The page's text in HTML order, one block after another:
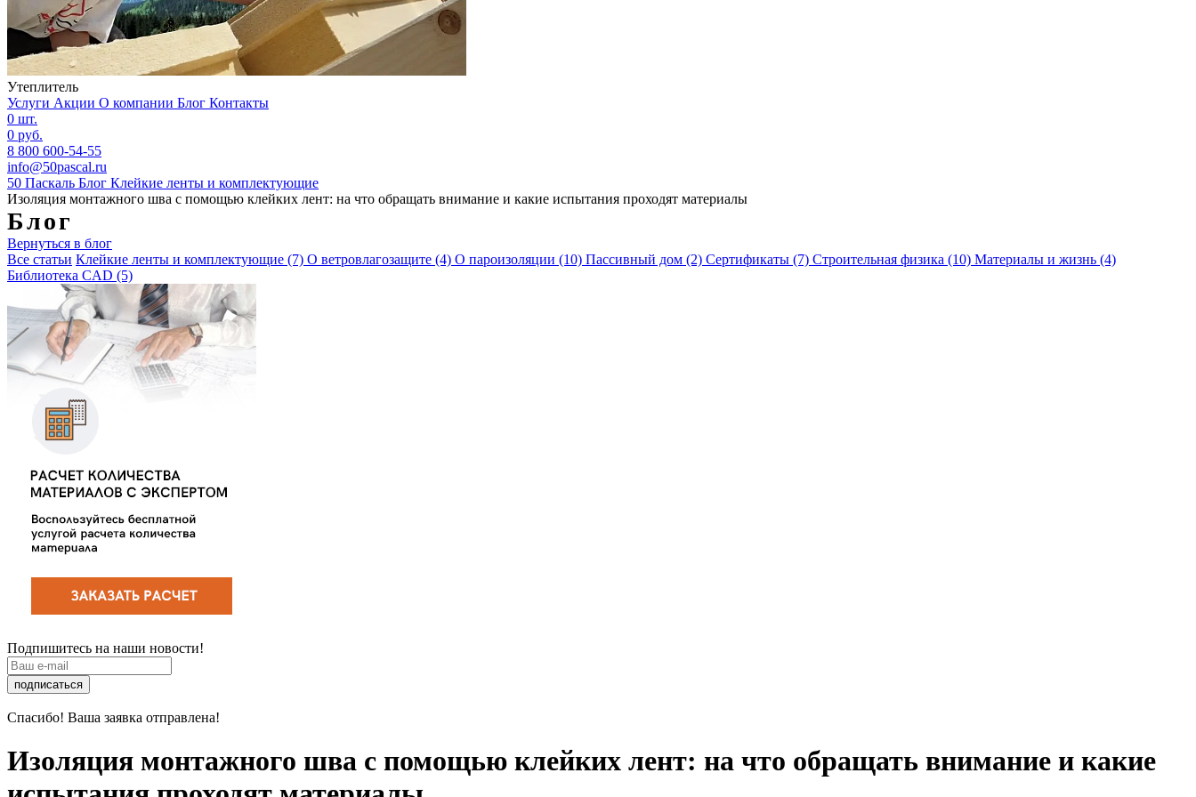
Утеплитель
Услуги Акции О компании Блог Контакты
0 шт.
0 руб.
8 800 600-54-55
info@50pascal.ru
50 Паскаль Блог Клейкие ленты и комплектующие
Изоляция монтажного шва с помощью клейких лент: на что обращать внимание и какие испытания проходят материалы
Блог
Вернуться в блог
Все статьи Клейкие ленты и комплектующие (7) О ветровлагозащите (4) О пароизоляции (10) Пассивный дом (2) Сертификаты (7) Строительная физика (10) Материалы и жизнь (4)
Библиотека CAD (5)
Подпишитесь на наши новости!
подписаться
Спасибо! Ваша заявка отправлена!
Изоляция монтажного шва с помощью клейких лент: на что обращать внимание и какие